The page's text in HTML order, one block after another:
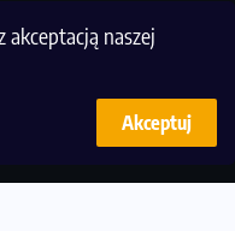
akceptacją naszej
Akceptuj
wersję!